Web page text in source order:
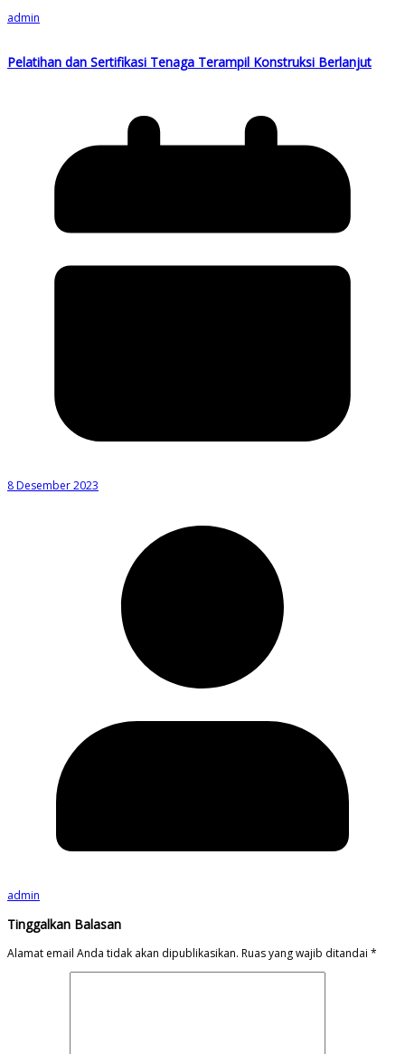
admin
Pelatihan dan Sertifikasi Tenaga Terampil Konstruksi Berlanjut
8 Desember 2023
admin
Tinggalkan Balasan
Alamat email Anda tidak akan dipublikasikan. Ruas yang wajib ditandai *